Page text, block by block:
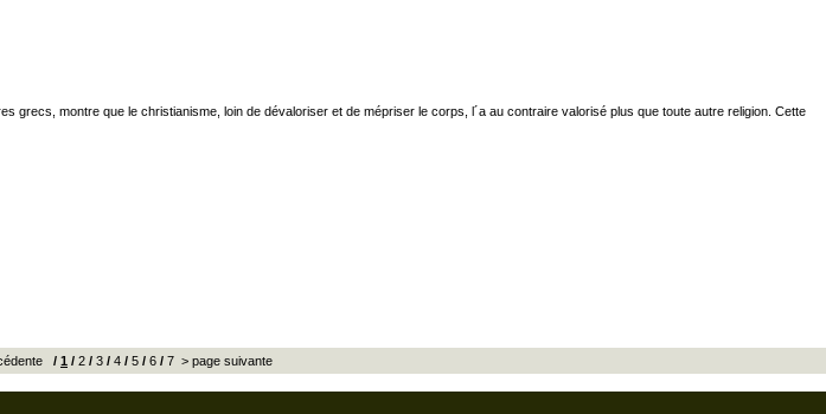
grecs, montre que le christianisme, loin de dévaloriser et de mépriser le corps, l´a au contraire valorisé plus que toute autre religion. Cette
/ 1 / 2 / 3 / 4 / 5 / 6 / 7 > page suivante